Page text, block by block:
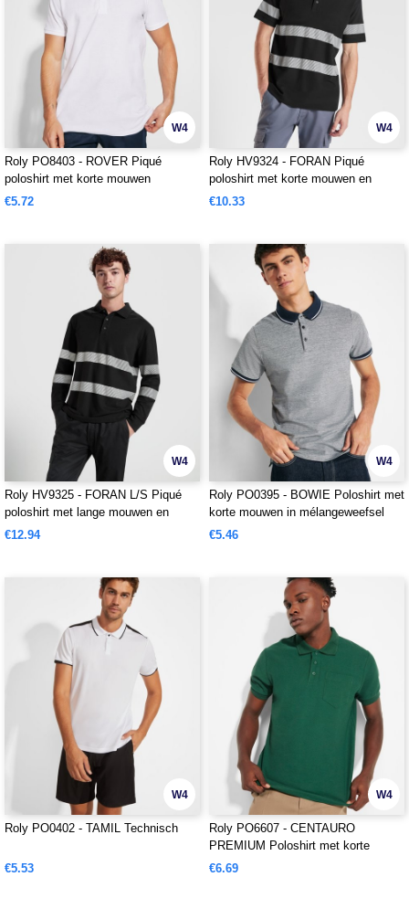
W4
Roly PO8403 - ROVER Piqué
poloshirt met korte mouwen
€5.72
W4
Roly HV9324 - FORAN Piqué
poloshirt met korte mouwen en
verhoogde zichtbaarheid
€10.33
W4
Roly HV9325 - FORAN L/S Piqué
poloshirt met lange mouwen en
verhoogde zichtbaarheid
€12.94
W4
Roly PO0395 - BOWIE Poloshirt met
korte mouwen in mélangeweefsel
€5.46
W4
Roly PO0402 - TAMIL Technisch
€5.53
W4
Roly PO6607 - CENTAURO
PREMIUM Poloshirt met korte
mouwen
€6.69